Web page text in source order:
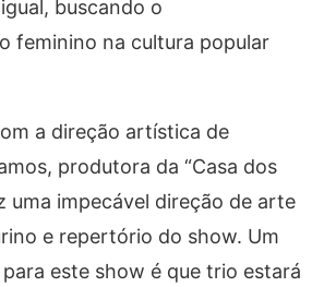
buscando o
feminino na cultura popular
a direção artística de
produtora da “Casa dos
uma impecável direção de arte
e repertório do show. Um
este show é que trio estará